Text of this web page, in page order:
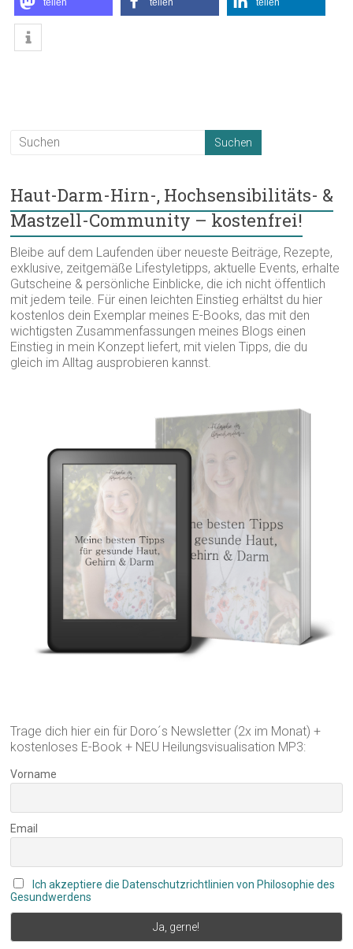
teilen teilen teilen
Haut-Darm-Hirn-, Hochsensibilitäts- &
Mastzell-Community – kostenfrei!
Bleibe auf dem Laufenden über neueste Beiträge, Rezepte,
exklusive, zeitgemäße Lifestyletipps, aktuelle Events, erhalte
Gutscheine & persönliche Einblicke, die ich nicht öffentlich
mit jedem teile. Für einen leichten Einstieg erhältst du hier
kostenlos dein Exemplar meines E-Books, das mit den
wichtigsten Zusammenfassungen meines Blogs einen
Einstieg in mein Konzept liefert, mit vielen Tipps, die du
gleich im Alltag ausprobieren kannst.
Trage dich hier ein für Doro´s Newsletter (2x im Monat) +
kostenloses E-Book + NEU Heilungsvisualisation MP3:
Vorname
Email
Ich akzeptiere die Datenschutzrichtlinien von Philosophie des
Gesundwerdens